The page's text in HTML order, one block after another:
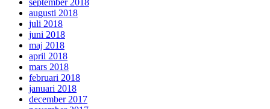
september 2018
augusti 2018
juli 2018
juni 2018
maj 2018
april 2018
mars 2018
februari 2018
januari 2018
december 2017